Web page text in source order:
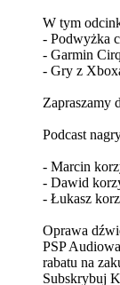
W tym
- Podwyżka
- Garmin
- Gry z
Zapraszamy
Podcast
- Marcin
- Dawid
- Łukasz
Oprawa
PSP
rabatu na
Subskrybuj